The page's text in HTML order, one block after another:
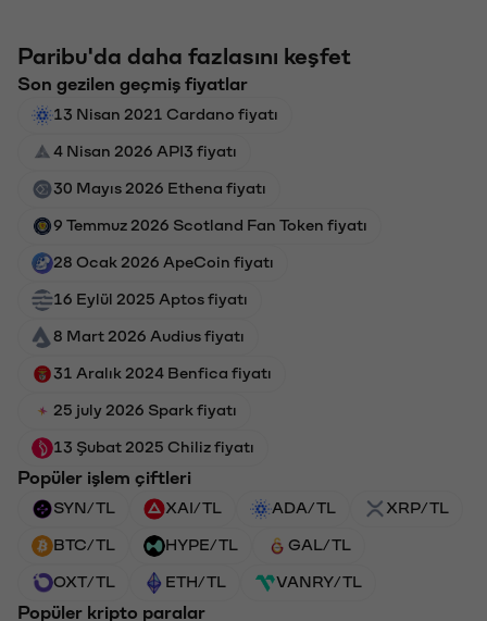
Paribu'da daha fazlasını keşfet
Son gezilen geçmiş fiyatlar
13 Nisan 2021 Cardano fiyatı
4 Nisan 2026 API3 fiyatı
30 Mayıs 2026 Ethena fiyatı
9 Temmuz 2026 Scotland Fan Token fiyatı
28 Ocak 2026 ApeCoin fiyatı
16 Eylül 2025 Aptos fiyatı
8 Mart 2026 Audius fiyatı
31 Aralık 2024 Benfica fiyatı
25 july 2026 Spark fiyatı
13 Şubat 2025 Chiliz fiyatı
Popüler işlem çiftleri
SYN/TL XAI/TL ADA/TL XRP/TL
BTC/TL HYPE/TL GAL/TL
OXT/TL ETH/TL VANRY/TL
Popüler kripto paralar